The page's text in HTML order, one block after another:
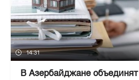
14:31
В Азербайджане объединят